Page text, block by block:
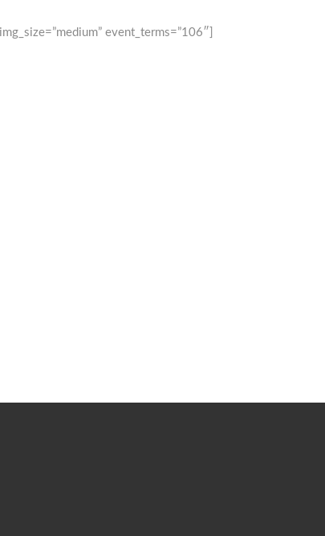
event_terms=”106″]